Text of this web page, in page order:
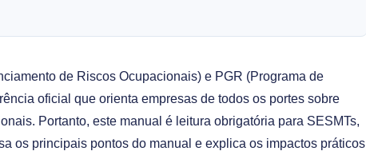
de Riscos Ocupacionais) e PGR (Programa de
oficial que orienta empresas de todos os portes sobre
Portanto, este manual é leitura obrigatória para SESMTs,
os principais pontos do manual e explica os impactos práticos